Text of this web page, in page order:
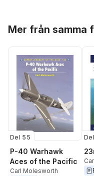
Mer från samma
Del 55
P-40 Warhawk
Aces of the Pacific
Carl Molesworth